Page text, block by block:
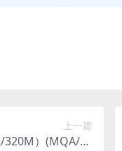
上一篇
320M）(MQA/16